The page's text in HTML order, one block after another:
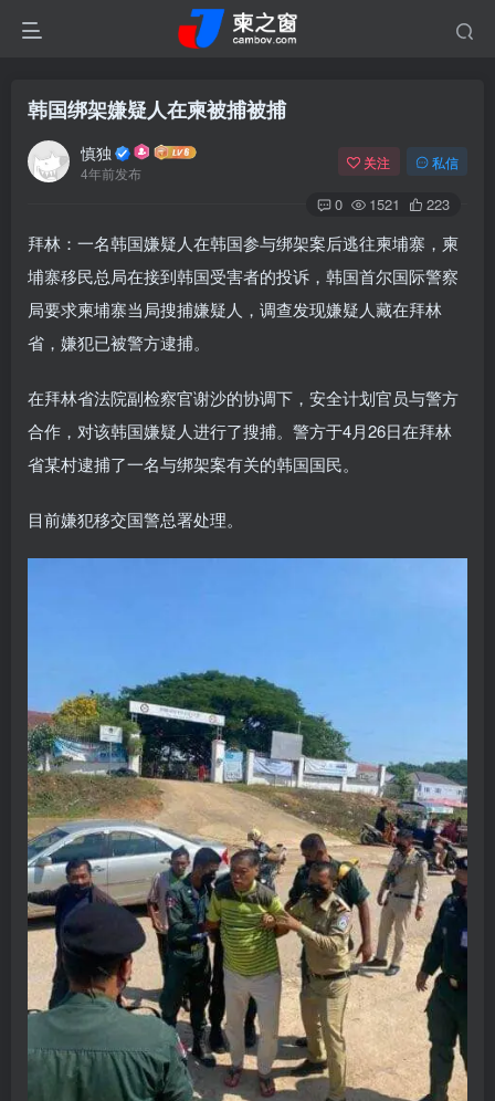
韩国绑架嫌疑人在柬被捕被捕
慎独
4年前发布
关注 私信
0 1521 223
拜林：一名韩国嫌疑人在韩国参与绑架案后逃往柬埔寨，柬
埔寨移民总局在接到韩国受害者的投诉，韩国首尔国际警察
局要求柬埔寨当局搜捕嫌疑人，调查发现嫌疑人藏在拜林
省，嫌犯已被警方逮捕。
在拜林省法院副检察官谢沙的协调下，安全计划官员与警方
合作，对该韩国嫌疑人进行了搜捕。 警方于4月26日在拜林
省某村逮捕了一名与绑架案有关的韩国国民。
目前嫌犯移交国警总署处理。